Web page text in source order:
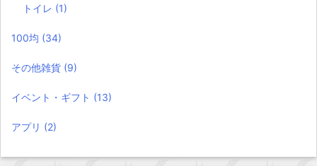
トイレ (1)
100均 (34)
その他雑貨 (9)
イベント・ギフト (13)
アプリ (2)